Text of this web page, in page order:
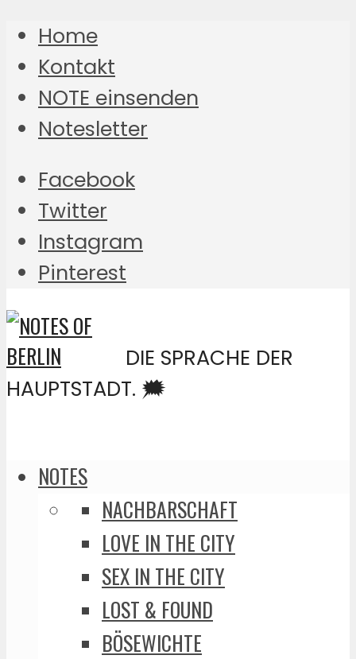
Home
Kontakt
NOTE einsenden
Notesletter
Facebook
Twitter
Instagram
Pinterest
DIE SPRACHE DER
HAUPTSTADT. 🗯️
NOTES
NACHBARSCHAFT
LOVE IN THE CITY
SEX IN THE CITY
LOST & FOUND
BÖSEWICHTE